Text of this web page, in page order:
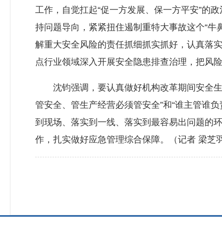
工作，自觉扛起“促一方发展、保一方平安”的
持问题导向，紧紧扭住遏制重特大事故这个“牛
解重大安全风险的责任抓细抓实抓好，认真落
点行业领域深入开展安全隐患排查治理，把风
沈钧强调，要认真做好机构改革期间安全生
管安全、管生产经营必须管安全”和“谁主管谁
到现场、落实到一线、落实到最容易出问题的
作，扎实做好应急管理综合保障。（记者 梁芝